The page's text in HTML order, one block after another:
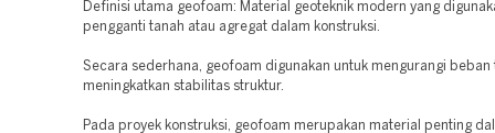
Definisi utama geofoam: Material geoteknik modern yang
pengganti tanah atau agregat dalam konstruksi.
Secara sederhana, geofoam digunakan untuk mengurangi beban
meningkatkan stabilitas struktur.
Pada proyek konstruksi, geofoam merupakan material penting